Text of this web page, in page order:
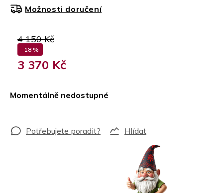
4 150 Kč
–18 %
3 370 Kč
Momentálně nedostupné
Možnosti doručení
Hlídat